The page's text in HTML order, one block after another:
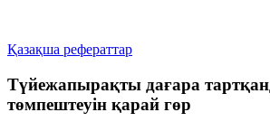
Қазақша рефераттар
Түйежапырақты дағара
төмпештеуін қарай гөр